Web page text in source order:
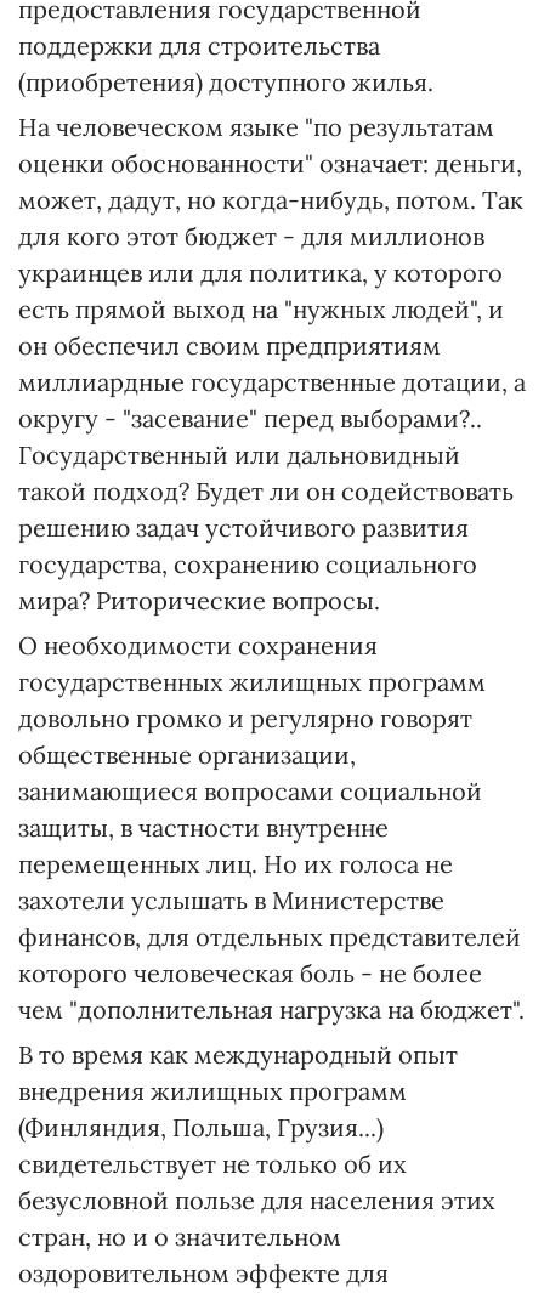
предоставления государственной
поддержки для строительства
(приобретения) доступного жилья.
На человеческом языке "по результатам
оценки обоснованности" означает: деньги,
может, дадут, но когда-нибудь, потом. Так
для кого этот бюджет - для миллионов
украинцев или для политика, у которого
есть прямой выход на "нужных людей", и
он обеспечил своим предприятиям
миллиардные государственные дотации, а
округу - "засевание" перед выборами?..
Государственный или дальновидный
такой подход? Будет ли он содействовать
решению задач устойчивого развития
государства, сохранению социального
мира? Риторические вопросы.
О необходимости сохранения
государственных жилищных программ
довольно громко и регулярно говорят
общественные организации,
занимающиеся вопросами социальной
защиты, в частности внутренне
перемещенных лиц. Но их голоса не
захотели услышать в Министерстве
финансов, для отдельных представителей
которого человеческая боль - не более
чем "дополнительная нагрузка на бюджет".
В то время как международный опыт
внедрения жилищных программ
(Финляндия, Польша, Грузия...)
свидетельствует не только об их
безусловной пользе для населения этих
стран, но и о значительном
оздоровительном эффекте для